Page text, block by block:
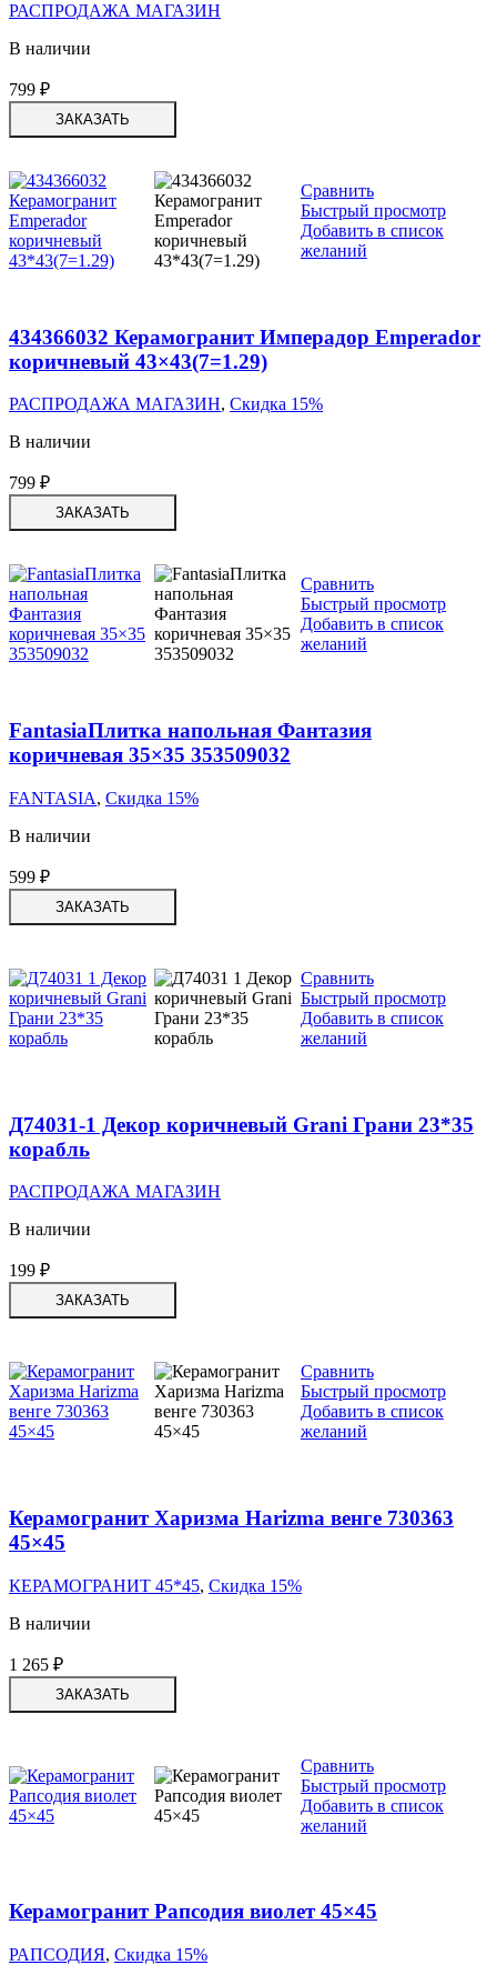
РАСПРОДАЖА МАГАЗИН
В наличии
799 ₽
ЗАКАЗАТЬ
Сравнить
Быстрый просмотр
Добавить в список
желаний
434366032 Керамогранит Имперадор Emperador
коричневый 43×43(7=1.29)
РАСПРОДАЖА МАГАЗИН, Скидка 15%
В наличии
799 ₽
ЗАКАЗАТЬ
Сравнить
Быстрый просмотр
Добавить в список
желаний
FantasiaПлитка напольная Фантазия
коричневая 35×35 353509032
FANTASIA, Скидка 15%
В наличии
599 ₽
ЗАКАЗАТЬ
Сравнить
Быстрый просмотр
Добавить в список
желаний
Д74031-1 Декор коричневый Grani Грани 23*35
корабль
РАСПРОДАЖА МАГАЗИН
В наличии
199 ₽
ЗАКАЗАТЬ
Сравнить
Быстрый просмотр
Добавить в список
желаний
Керамогранит Харизма Harizma венге 730363
45×45
КЕРАМОГРАНИТ 45*45, Скидка 15%
В наличии
1 265 ₽
ЗАКАЗАТЬ
Сравнить
Быстрый просмотр
Добавить в список
желаний
Керамогранит Рапсодия виолет 45×45
РАПСОДИЯ, Скидка 15%